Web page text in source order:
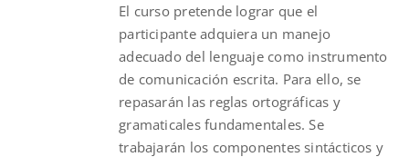
El curso pretende lograr que el
participante adquiera un manejo
adecuado del lenguaje como instrumento
de comunicación escrita. Para ello, se
repasarán las reglas ortográficas y
gramaticales fundamentales. Se
trabajarán los componentes sintácticos y